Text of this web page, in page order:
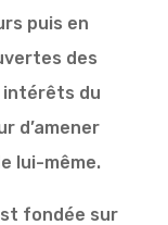
puis en
des
du
d’amener
lui-même.
fondée sur